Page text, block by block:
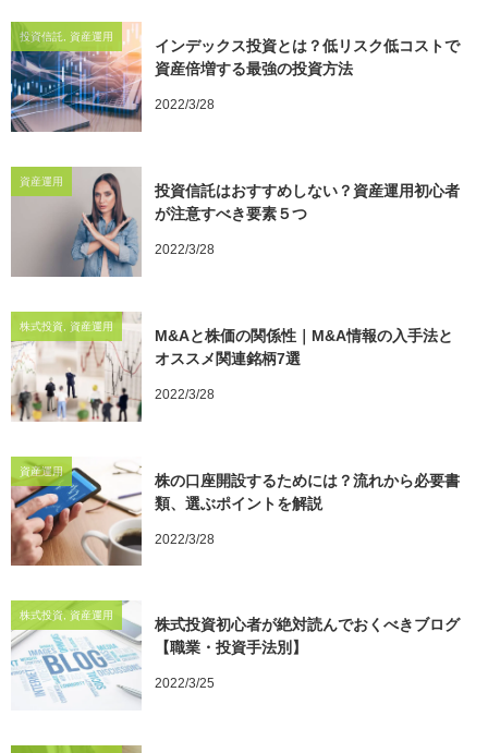
投資信託, 資産運用
インデックス投資とは？低リスク低コストで
資産倍増する最強の投資方法
2022/3/28
資産運用
投資信託はおすすめしない？資産運用初心者
が注意すべき要素５つ
2022/3/28
株式投資, 資産運用
M&Aと株価の関係性｜M&A情報の入手法と
オススメ関連銘柄7選
2022/3/28
資産運用
株の口座開設するためには？流れから必要書
類、選ぶポイントを解説
2022/3/28
株式投資, 資産運用
株式投資初心者が絶対読んでおくべきブログ
【職業・投資手法別】
2022/3/25